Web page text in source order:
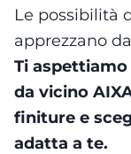
Le possibilità
apprezzano
Ti
da vicino
finiture e
adatta a te.